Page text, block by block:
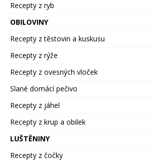
Recepty z ryb
OBILOVINY
Recepty z těstovin a kuskusu
Recepty z rýže
Recepty z ovesných vloček
Slané domácí pečivo
Recepty z jáhel
Recepty z krup a obilek
LUŠTĚNINY
Recepty z čočky